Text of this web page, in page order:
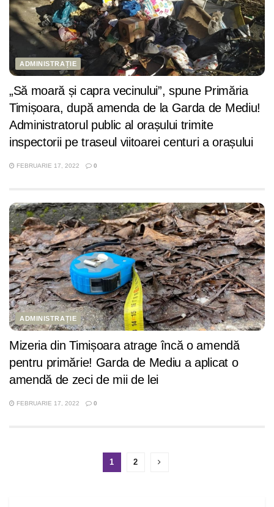
ADMINISTRAȚIE
„Să moară și capra vecinului”, spune Primăria
Timișoara, după amenda de la Garda de Mediu!
Administratorul public al orașului trimite
inspectorii pe traseul viitoarei centuri a orașului
FEBRUARIE 17, 2022 0
ADMINISTRAȚIE
Mizeria din Timișoara atrage încă o amendă
pentru primărie! Garda de Mediu a aplicat o
amendă de zeci de mii de lei
FEBRUARIE 17, 2022 0
1 2